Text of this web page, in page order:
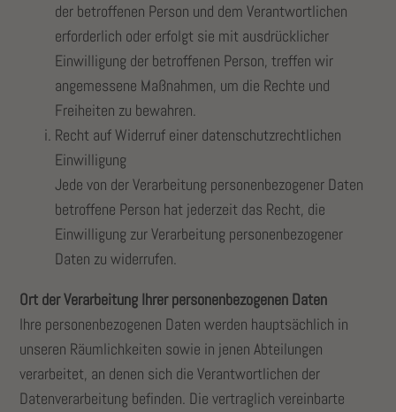
der betroffenen Person und dem Verantwortlichen
erforderlich oder erfolgt sie mit ausdrücklicher
Einwilligung der betroffenen Person, treffen wir
angemessene Maßnahmen, um die Rechte und
Freiheiten zu bewahren.
Recht auf Widerruf einer datenschutzrechtlichen
Einwilligung
Jede von der Verarbeitung personenbezogener Daten
betroffene Person hat jederzeit das Recht, die
Einwilligung zur Verarbeitung personenbezogener
Daten zu widerrufen.
Ort der Verarbeitung Ihrer personenbezogenen Daten
Ihre personenbezogenen Daten werden hauptsächlich in
unseren Räumlichkeiten sowie in jenen Abteilungen
verarbeitet, an denen sich die Verantwortlichen der
Datenverarbeitung befinden. Die vertraglich vereinbarte